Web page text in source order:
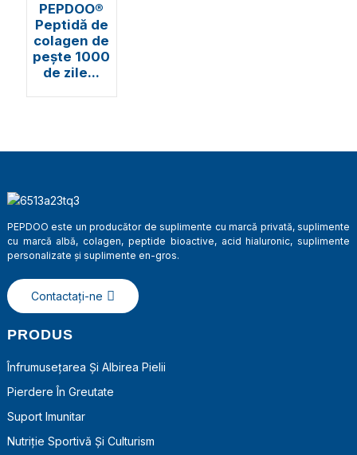
PEPDOO®
Peptidă de
colagen de
pește 1000
de zile...
PEPDOO este un producător de suplimente cu marcă privată, suplimente
cu marcă albă, colagen, peptide bioactive, acid hialuronic, suplimente
personalizate și suplimente en-gros.
Contactaţi-ne
PRODUS
Înfrumusețarea Și Albirea Pielii
Pierdere În Greutate
Suport Imunitar
Nutriție Sportivă Și Culturism